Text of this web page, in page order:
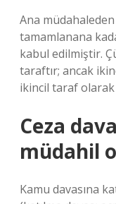
Ana
tamamlanana
kabul edilmiştir.
taraftır; ancak
ikincil taraf olarak
Ceza
müdahil
Kamu davasına